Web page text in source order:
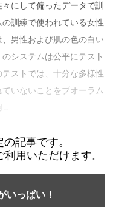
にして偏ったデータで訓
訓練で使われている女性
男性および肌の色の白い
システムは公平にテスト
ストでは、十分な多様性
いないことをブオーラム
記事です。
用いただけます。
いっぱい！